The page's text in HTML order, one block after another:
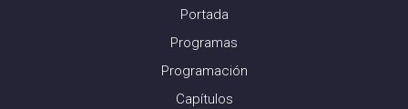
Portada
Programas
Programación
Capítulos